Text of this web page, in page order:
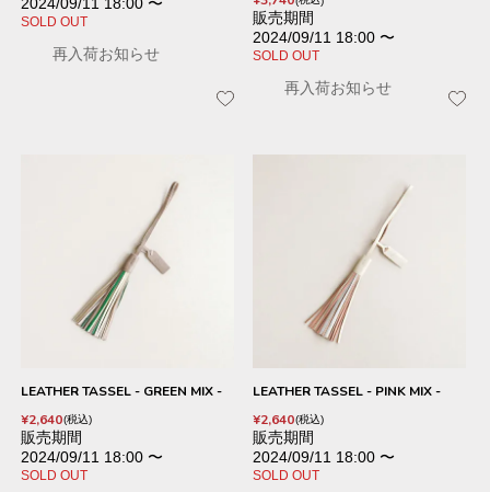
SOLD OUT
再入荷お知らせ
販売期間
2024/09/11 18:00 〜
SOLD OUT
再入荷お知らせ
LEATHER TASSEL - GREEN MIX -
¥2,640 税込
販売期間
2024/09/11 18:00 〜
SOLD OUT
LEATHER TASSEL - PINK MIX -
¥2,640 税込
販売期間
2024/09/11 18:00 〜
SOLD OUT